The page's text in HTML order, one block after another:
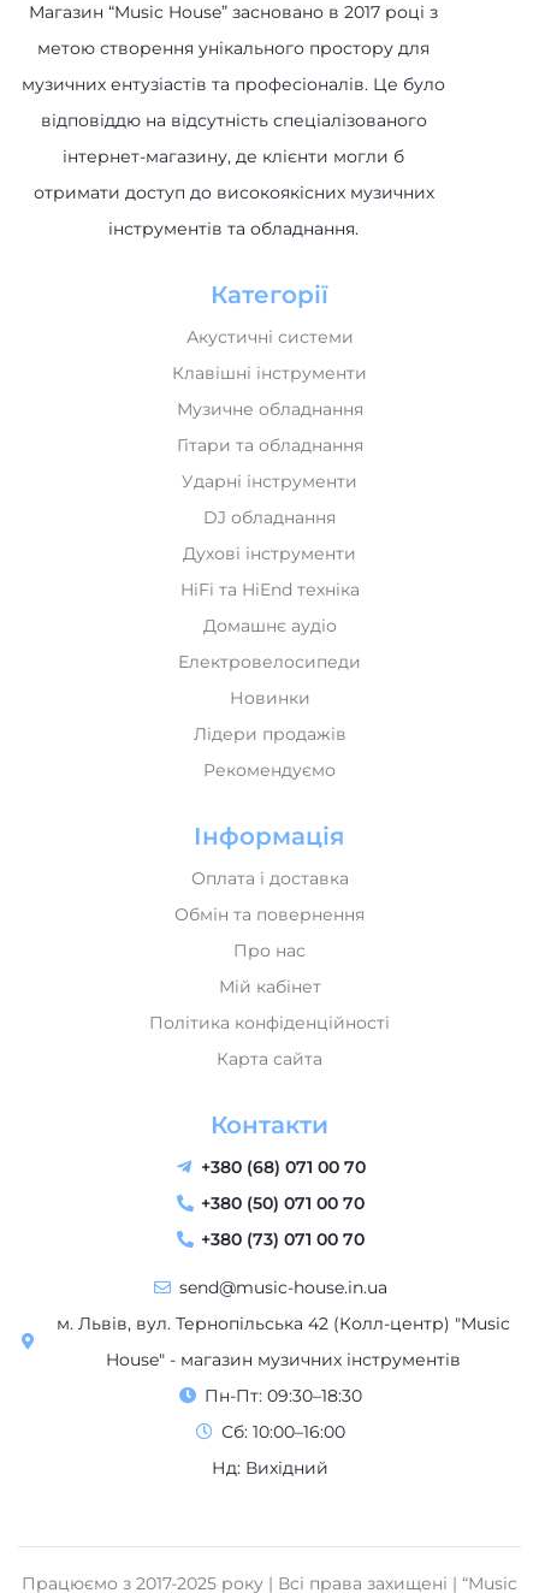
метою створення унікального простору для
музичних ентузіастів та професіоналів. Це було
відповіддю на відсутність спеціалізованого
інтернет-магазину, де клієнти могли б
отримати доступ до високоякісних музичних
інструментів та обладнання.
Акустичні системи
Клавішні інструменти
Музичне обладнання
Гітари та обладнання
Ударні інструменти
DJ обладнання
Духові інструменти
HiFi та HiEnd техніка
Домашнє аудіо
Електровелосипеди
Новинки
Лідери продажів
Рекомендуємо
Оплата і доставка
Обмін та повернення
Про нас
Мій кабінет
Політика конфіденційності
Карта сайта
+380 (68) 071 00 70
+380 (50) 071 00 70
+380 (73) 071 00 70
send@music-house.in.ua
м. Львів, вул. Тернопільська 42 (Колл-центр) "Music
House" - магазин музичних інструментів
Пн-Пт: 09:30–18:30
Сб: 10:00–16:00
Нд: Вихідний
Працюємо з 2017-2025 року | Всі права захищені | “Music
House” – магазин музичних інструментів у Львові